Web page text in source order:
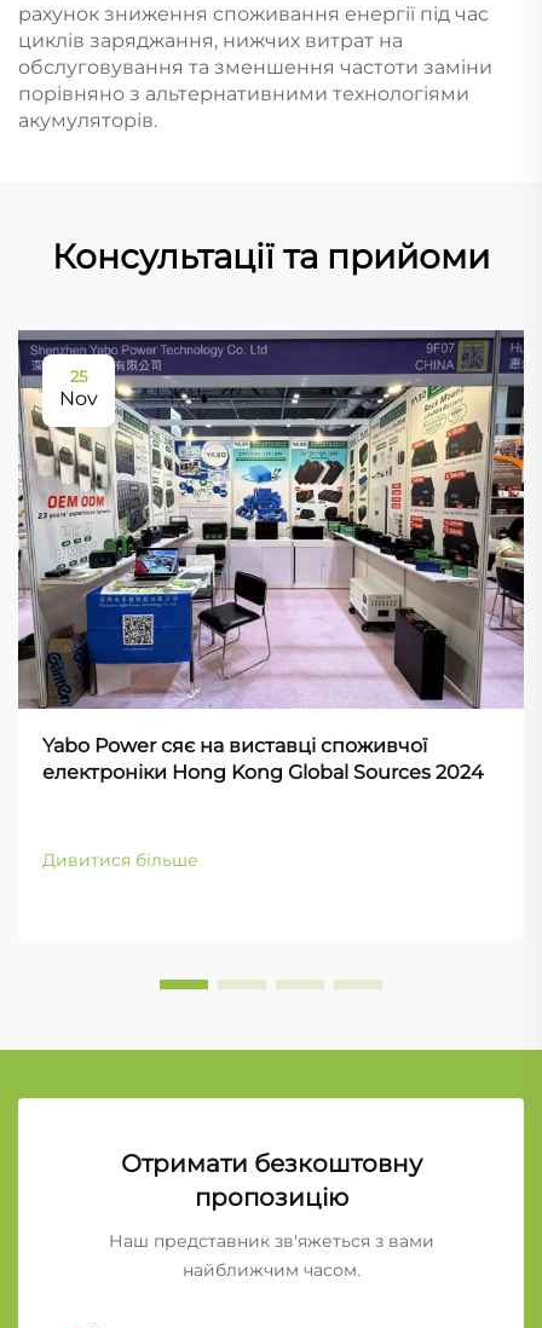
рахунок зниження споживання енергії під час
циклів заряджання, нижчих витрат на
обслуговування та зменшення частоти заміни
порівняно з альтернативними технологіями
акумуляторів.
Консультації та прийоми
25
Nov
Yabo Power сяє на виставці споживчої
електроніки Hong Kong Global Sources 2024
Дивитися більше
Отримати безкоштовну
пропозицію
Наш представник зв'яжеться з вами
найближчим часом.